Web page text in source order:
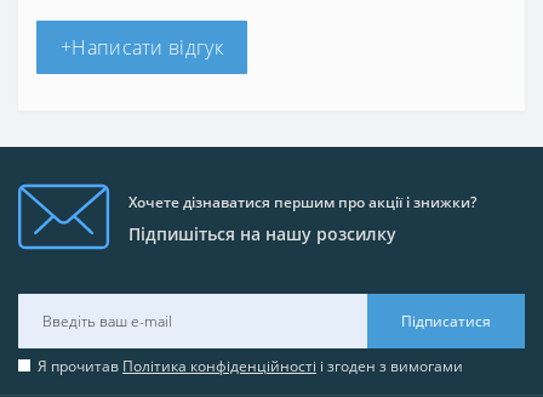
+Написати відгук
Хочете дізнаватися першим про акції і знижки?
Підпишіться на нашу розсилку
Підписатися
Я прочитав Політика конфіденційності і згоден з вимогами